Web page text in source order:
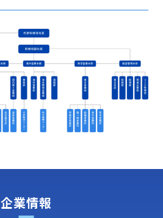
企業情報